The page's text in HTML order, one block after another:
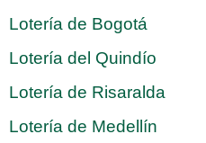
Lotería de Bogotá
Lotería del Quindío
Lotería de Risaralda
Lotería de Medellín